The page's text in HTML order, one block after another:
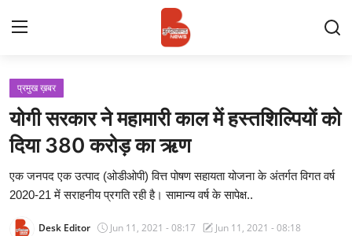
Login
Contact
प्रमुख ख़बर
प्रमुख ख़बर
योगी सरकार ने महामारी काल में हस्तशिल्पियों को
​दिया 380 करोड़ का ऋण
एक जनपद एक उत्पाद (ओडीओपी) वित्त पोषण सहायता योजना के अंतर्गत विगत वर्ष
2020-21 में सराहनीय प्रगति रही है। सामान्य वर्ष के सापेक्ष..
Desk Editor Jun 11, 2021 - 08:17
Jun 11, 2021 - 08:18